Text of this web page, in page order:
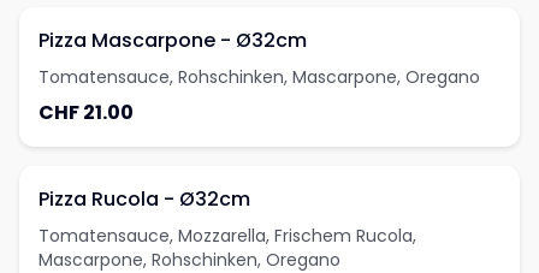
Pizza Mascarpone - Ø32cm
Tomatensauce, Rohschinken, Mascarpone, Oregano
CHF 21.00
Pizza Rucola - Ø32cm
Tomatensauce, Mozzarella, Frischem Rucola,
Mascarpone, Rohschinken, Oregano